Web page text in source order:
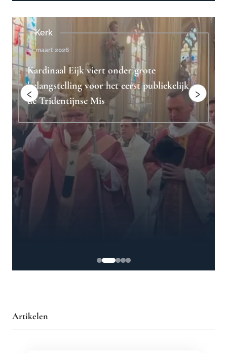
Beschouwingen
4 februari 2023
Ridderlijkheid is het antwoord op
"toxische mannelijkheid"
‹ ›
Artikelen